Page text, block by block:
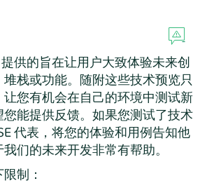
提供的旨在让用户大致体验未来创
栈或功能。随附这些技术预览只
您有机会在自己的环境中测试新
能提供反馈。如果您测试了技术
代表，将您的体验和用例告知他
们的未来开发非常有帮助。
制：